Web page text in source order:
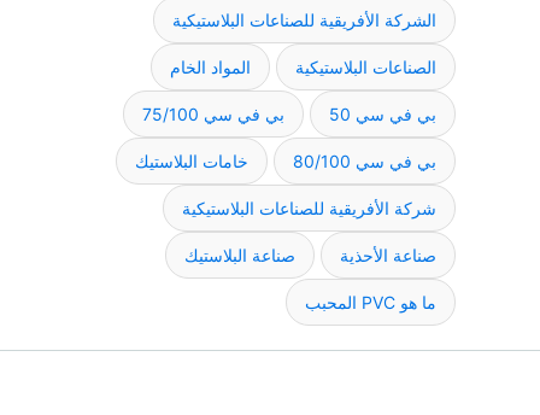
الشركة الأفريقية للصناعات البلاستيكية
الصناعات البلاستيكية المواد الخام
بي في سي 50 بي في سي 75/100
بي في سي 80/100 خامات البلاستيك
شركة الأفريقية للصناعات البلاستيكية
صناعة الأحذية صناعة البلاستيك
ما هو PVC المحبب